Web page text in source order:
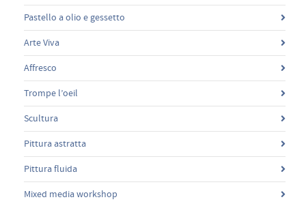
Pastello a olio e gessetto
Arte Viva
Affresco
Trompe l’oeil
Scultura
Pittura astratta
Pittura fluida
Mixed media workshop